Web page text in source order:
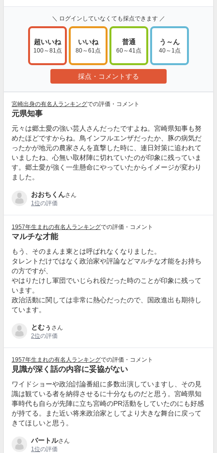
＼ ログインしていなくても採点できます ／
超いいね
100～81点
いいね
80～61点
普通
60～41点
う～ん
40～1点
採点・コメントする
宮崎出身の有名人ランキングでの評価・コメント
元県知事
元々は郷土愛の強い芸人さんだったですよね。宮崎県知事も努
めたほどですからね。鳥インフルエンザだったか、豚の病気だ
ったかが地元の農家さんを直撃した時に、連日対策に追われて
いましたね、心無い取材陣に切れていたのが印象に残っていま
す。郷土愛が強く一生懸命にやっていたからイメージが変わり
ました。
おおちくんさん
1位の評価
1957年生まれの有名人ランキングでの評価・コメント
マルチな才能
もう、そのまんま東とは呼ばれなくなりました。
タレントだけではなく政治家や評論などマルチな才能をお持ち
の方ですが、
やはりたけし軍団でいじられ役だった時のことが印象に残って
います。
政治活動に関しては非常に熱心だったので、国政進出も期待し
ています。
とむぅ さん
2位の評価
1957年生まれの有名人ランキングでの評価・コメント
見識が深く話の内容に妥協がない
ワイドショーや政治討論番組に多数出演していますし、その見
識は観ている者を納得させるに十分なものだと思う。宮崎県知
事時代も自らが先陣に立ち宮崎のPR活動をしていたのにも好感
が持てる。また近い将来政治家としてより大きな舞台に戻って
きてほしいと思う。
バートルさん
1位の評価